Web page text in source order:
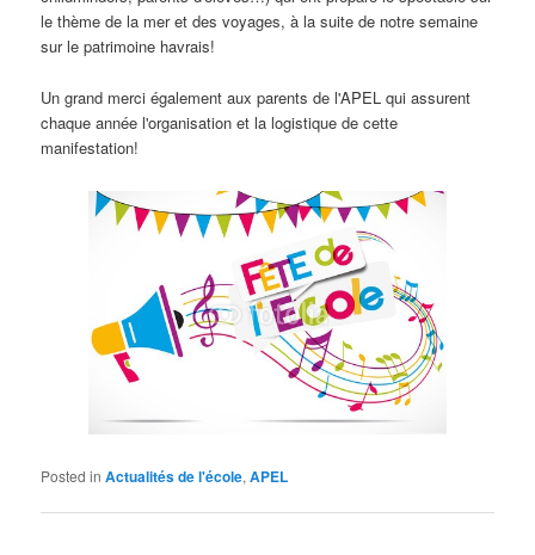
le thème de la mer et des voyages, à la suite de notre semaine
sur le patrimoine havrais!
Un grand merci également aux parents de l'APEL qui assurent
chaque année l'organisation et la logistique de cette
manifestation!
Posted in Actualités de l'école,APEL